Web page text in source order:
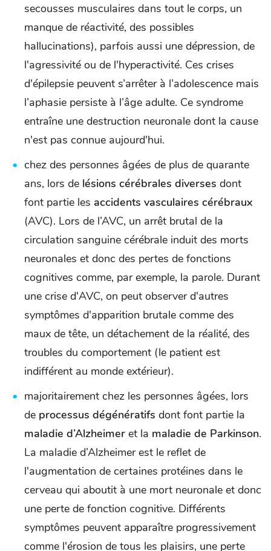
secousses musculaires dans tout le corps, un
manque de réactivité, des possibles
hallucinations), parfois aussi une dépression, de
l'agressivité ou de l'hyperactivité. Ces crises
d'épilepsie peuvent s’arrêter à l’adolescence mais
l’aphasie persiste à l’âge adulte. Ce syndrome
entraîne une destruction neuronale dont la cause
n'est pas connue aujourd'hui.
chez des personnes âgées de plus de quarante
ans, lors de lésions cérébrales diverses dont
font partie les accidents vasculaires cérébraux
(AVC). Lors de l’AVC, un arrêt brutal de la
circulation sanguine cérébrale induit des morts
neuronales et donc des pertes de fonctions
cognitives comme, par exemple, la parole. Durant
une crise d'AVC, on peut observer d'autres
symptômes d'apparition brutale comme des
maux de tête, un détachement de la réalité, des
troubles du comportement (le patient est
indifférent au monde extérieur).
majoritairement chez les personnes âgées, lors
de processus dégénératifs dont font partie la
maladie d’Alzheimer et la maladie de Parkinson.
La maladie d’Alzheimer est le reflet de
l'augmentation de certaines protéines dans le
cerveau qui aboutit à une mort neuronale et donc
une perte de fonction cognitive. Différents
symptômes peuvent apparaître progressivement
comme l'érosion de tous les plaisirs, une perte